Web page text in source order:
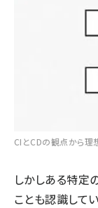
CIとCDの観点から
しかしある特定
ことも認識してい